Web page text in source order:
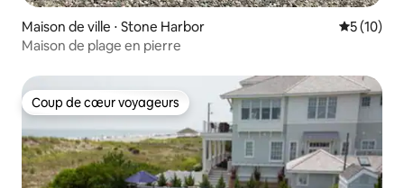
Maison de ville ⋅ Stone Harbor
5 (10)
Maison de plage en pierre
Coup de cœur voyageurs
Coup de cœur voyageurs